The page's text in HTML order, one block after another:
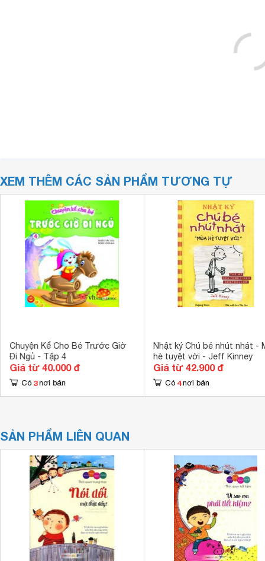
XEM THÊM CÁC SẢN PHẨM TƯƠNG TỰ
Chuyện Kể Cho Bé Trước Giờ
Đi Ngủ - Tập 4
Giá từ 40.000 đ
Có 3 nơi bán
Nhật ký Chú bé nhút nhát -
hè tuyệt vời - Jeff Kinney
Giá từ 42.900 đ
Có 4 nơi bán
SẢN PHẨM LIÊN QUAN